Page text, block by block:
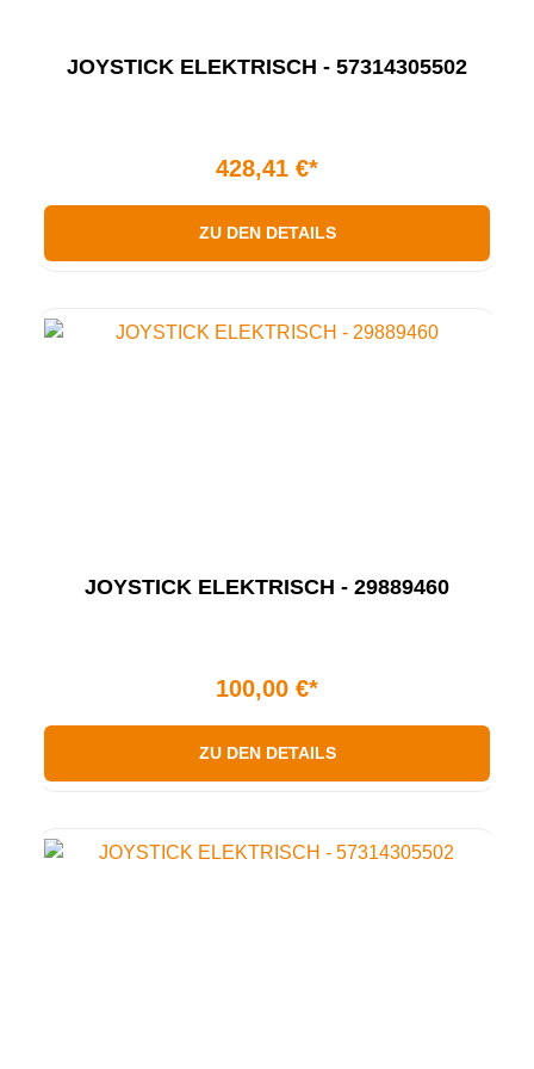
JOYSTICK ELEKTRISCH - 57314305502
428,41 €*
ZU DEN DETAILS
JOYSTICK ELEKTRISCH - 29889460
100,00 €*
ZU DEN DETAILS